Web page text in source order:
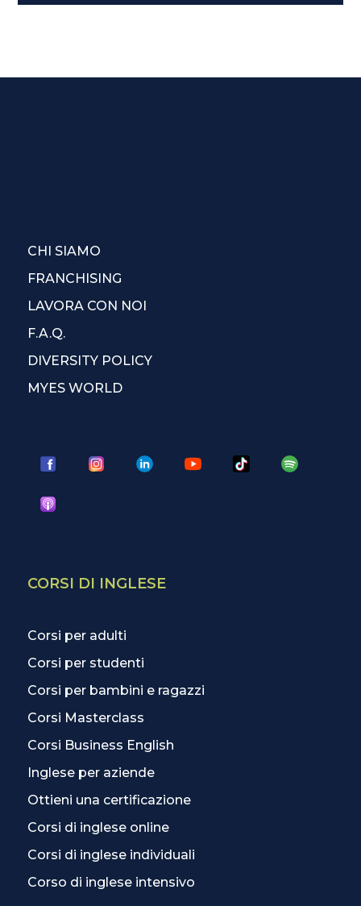
CHI SIAMO
FRANCHISING
LAVORA CON NOI
F.A.Q.
DIVERSITY POLICY
MYES WORLD
CORSI DI INGLESE
Corsi per adulti
Corsi per studenti
Corsi per bambini e ragazzi
Corsi Masterclass
Corsi Business English
Inglese per aziende
Ottieni una certificazione
Corsi di inglese online
Corsi di inglese individuali
Corso di inglese intensivo